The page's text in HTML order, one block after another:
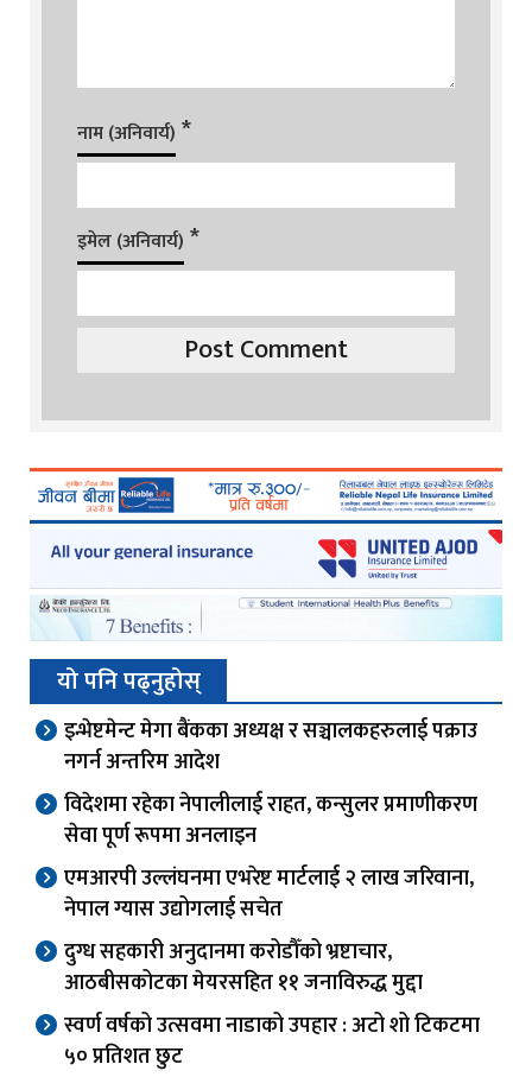
नाम (अनिवार्य) *
इमेल (अनिवार्य) *
यो पनि पढ्नुहोस्
इन्भेष्टमेन्ट मेगा बैंकका अध्यक्ष र सञ्चालकहरुलाई पक्राउ
नगर्न अन्तरिम आदेश
विदेशमा रहेका नेपालीलाई राहत, कन्सुलर प्रमाणीकरण
सेवा पूर्ण रूपमा अनलाइन
एमआरपी उल्लंघनमा एभरेष्ट मार्टलाई २ लाख जरिवाना,
नेपाल ग्यास उद्योगलाई सचेत
दुग्ध सहकारी अनुदानमा करोडौँको भ्रष्टाचार,
आठबीसकोटका मेयरसहित ११ जनाविरुद्ध मुद्दा
स्वर्ण वर्षको उत्सवमा नाडाको उपहार : अटो शो टिकटमा
५० प्रतिशत छुट